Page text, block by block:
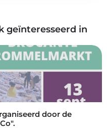
geïnteresseerd in
door de